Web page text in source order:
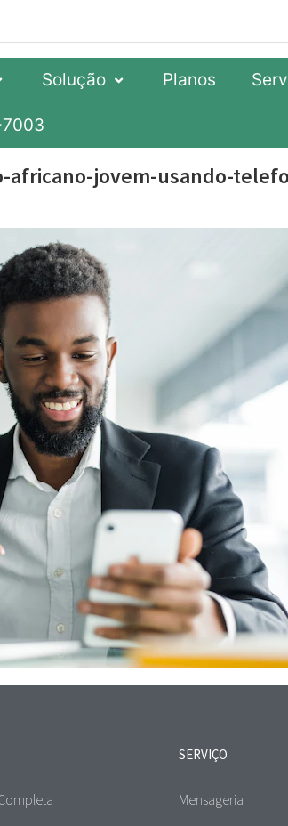
Solução Planos
7003
africano-jovem-usando-
SERVIÇO
Mensageria